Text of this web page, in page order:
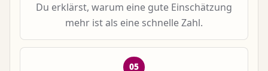
Du erklärst, warum eine gute Einschätzung
mehr ist als eine schnelle Zahl.
05